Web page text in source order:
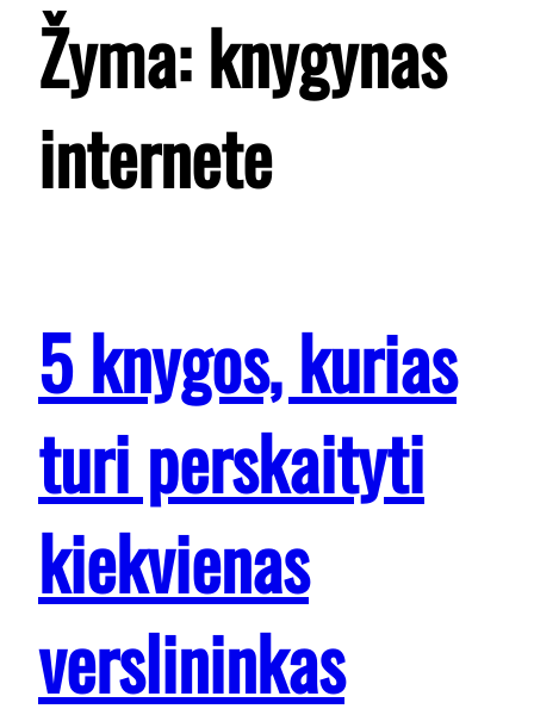
Žyma:knygynas
internete
5 knygos, kurias
turi perskaityti
kiekvienas
verslininkas